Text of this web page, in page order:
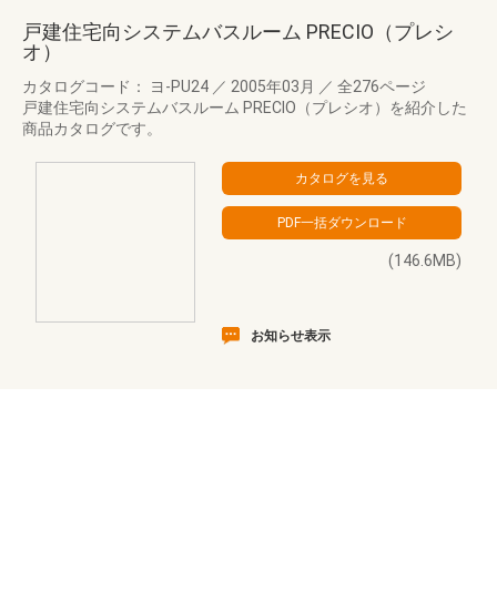
戸建住宅向システムバスルーム PRECIO（プレシ
オ）
カタログコード： ヨ-PU24 ／ 2005年03月 ／ 全276ページ
戸建住宅向システムバスルーム PRECIO（プレシオ）を紹介した
商品カタログです。
(146.6MB)
お知らせ表示